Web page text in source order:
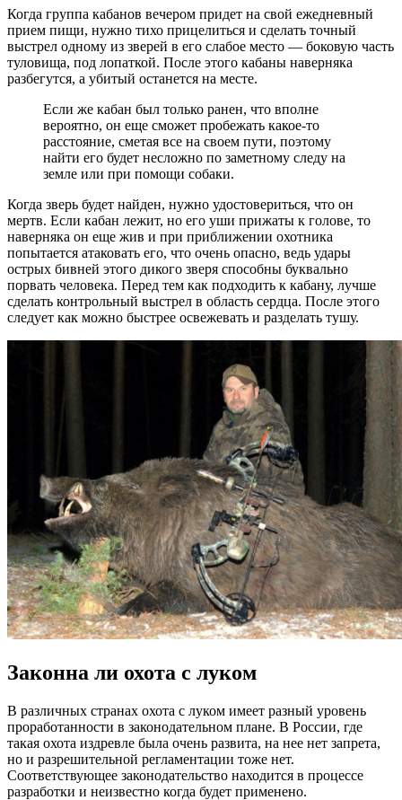
Когда группа кабанов вечером придет на свой ежедневный
прием пищи, нужно тихо прицелиться и сделать точный
выстрел одному из зверей в его слабое место — боковую часть
туловища, под лопаткой. После этого кабаны наверняка
разбегутся, а убитый останется на месте.
Если же кабан был только ранен, что вполне
вероятно, он еще сможет пробежать какое-то
расстояние, сметая все на своем пути, поэтому
найти его будет несложно по заметному следу на
земле или при помощи собаки.
Когда зверь будет найден, нужно удостовериться, что он
мертв. Если кабан лежит, но его уши прижаты к голове, то
наверняка он еще жив и при приближении охотника
попытается атаковать его, что очень опасно, ведь удары
острых бивней этого дикого зверя способны буквально
порвать человека. Перед тем как подходить к кабану, лучше
сделать контрольный выстрел в область сердца. После этого
следует как можно быстрее освежевать и разделать тушу.
Законна ли охота с луком
В различных странах охота с луком имеет разный уровень
проработанности в законодательном плане. В России, где
такая охота издревле была очень развита, на нее нет запрета,
но и разрешительной регламентации тоже нет.
Соответствующее законодательство находится в процессе
разработки и неизвестно когда будет применено.